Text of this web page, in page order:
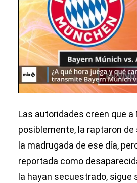
Las autoridades creen que a
posiblemente, la raptaron
la madrugada de ese día,
reportada como
la hayan secuestrado, sigue